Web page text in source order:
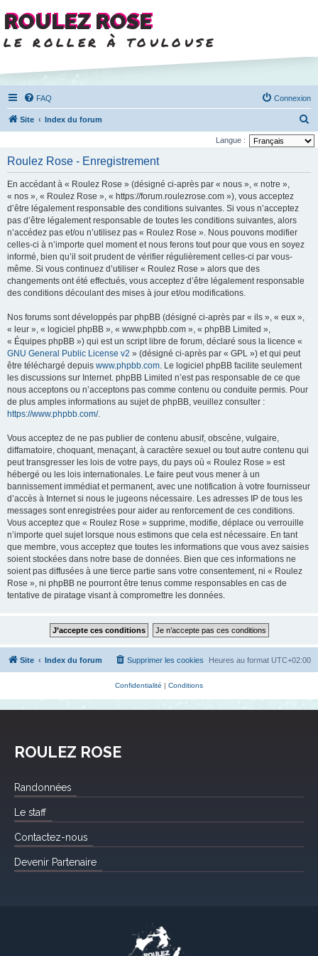
ROULEZ ROSE
le roller à toulouse
FAQ Connexion
Site Index du forum
e
Langue :
Roulez Rose - Enregistrement
En accédant à « Roulez Rose » (désigné ci-après par « nous », « notre »,
« nos », « Roulez Rose », « https://forum.roulezrose.com »), vous acceptez
d’être légalement responsable des conditions suivantes. Si vous n’acceptez
pas d’être légalement responsable de toutes les conditions suivantes, alors
n’accédez pas et/ou n’utilisez pas « Roulez Rose ». Nous pouvons modifier
celles-ci à n’importe quel moment et nous ferons tout pour que vous en soyez
informé, bien qu’il soit prudent de vérifier régulièrement celles-ci par vous-
même. Si vous continuez d’utiliser « Roulez Rose » alors que des
changements ont été effectués, vous acceptez d’être légalement responsable
des conditions découlant des mises à jour et/ou modifications.
Nos forums sont développés par phpBB (désigné ci-après par « ils », « eux »,
« leur », « logiciel phpBB », « www.phpbb.com », « phpBB Limited »,
« Équipes phpBB ») qui est un script libre de forum, déclaré sous la licence «
GNU General Public License v2 » (désigné ci-après par « GPL ») et qui peut
être téléchargé depuis www.phpbb.com. Le logiciel phpBB facilite seulement
les discussions sur Internet. phpBB Limited n’est pas responsable de ce que
nous acceptons ou n’acceptons pas comme contenu ou conduite permis. Pour
de plus amples informations au sujet de phpBB, veuillez consulter :
https://www.phpbb.com/.
Vous acceptez de ne pas publier de contenu abusif, obscène, vulgaire,
diffamatoire, choquant, menaçant, à caractère sexuel ou tout autre contenu qui
peut transgresser les lois de votre pays, du pays où « Roulez Rose » est
hébergé ou les lois internationales. Le faire peut vous mener à un
bannissement immédiat et permanent, avec une notification à votre fournisseur
d’accès à Internet si nous le jugeons nécessaire. Les adresses IP de tous les
messages sont enregistrées pour aider au renforcement de ces conditions.
Vous acceptez que « Roulez Rose » supprime, modifie, déplace ou verrouille
n’importe quel sujet lorsque nous estimons que cela est nécessaire. En tant
que membre, vous acceptez que toutes les informations que vous avez saisies
soient stockées dans notre base de données. Bien que ces informations ne
soient pas diffusées à une tierce partie sans votre consentement, ni « Roulez
Rose », ni phpBB ne pourront être tenus comme responsables en cas de
tentative de piratage visant à compromettre les données.
Site Index du forum Heures au format UTC+02:00
Supprimer les cookies
Confidentialité | Conditions
ROULEZ ROSE
Randonnées
Le staff
Contactez-nous
Devenir Partenaire